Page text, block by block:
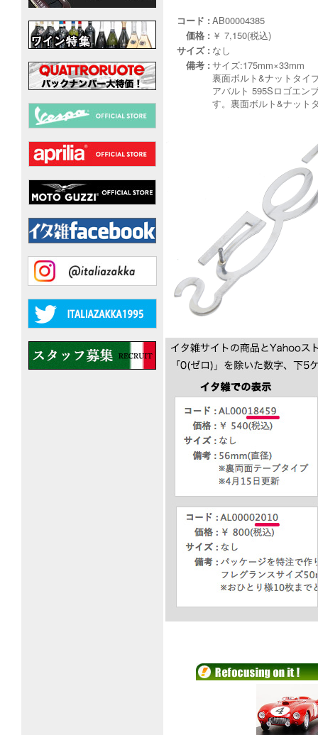
コード : AB00004385
価格 : ￥ 7,150(税込)
サイズ : なし
備考 : サイズ:175mm×33mm
裏面ボルト&ナットタイ
アバルト 595Sロゴエン
す。裏面ボルト&ナット